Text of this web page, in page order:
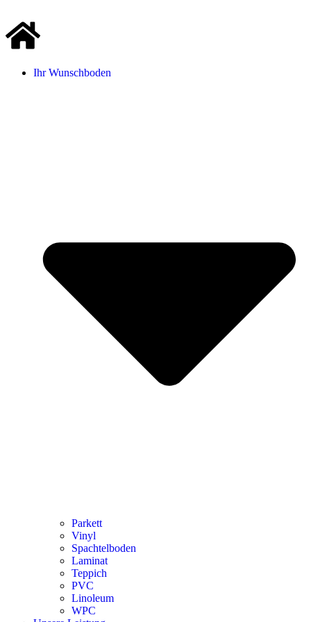
Ihr Wunschboden
Parkett
Vinyl
Spachtelboden
Laminat
Teppich
PVC
Linoleum
WPC